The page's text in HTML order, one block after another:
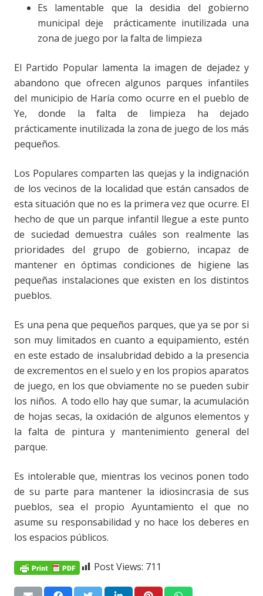
Es lamentable que la desidia del gobierno
municipal deje prácticamente inutilizada una
zona de juego por la falta de limpieza
El Partido Popular lamenta la imagen de dejadez y
abandono que ofrecen algunos parques infantiles
del municipio de Haría como ocurre en el pueblo de
Ye, donde la falta de limpieza ha dejado
prácticamente inutilizada la zona de juego de los más
pequeños.
Los Populares comparten las quejas y la indignación
de los vecinos de la localidad que están cansados de
esta situación que no es la primera vez que ocurre. El
hecho de que un parque infantil llegue a este punto
de suciedad demuestra cuáles son realmente las
prioridades del grupo de gobierno, incapaz de
mantener en óptimas condiciones de higiene las
pequeñas instalaciones que existen en los distintos
pueblos.
Es una pena que pequeños parques, que ya se por si
son muy limitados en cuanto a equipamiento, estén
en este estado de insalubridad debido a la presencia
de excrementos en el suelo y en los propios aparatos
de juego, en los que obviamente no se pueden subir
los niños. A todo ello hay que sumar, la acumulación
de hojas secas, la oxidación de algunos elementos y
la falta de pintura y mantenimiento general del
parque.
Es intolerable que, mientras los vecinos ponen todo
de su parte para mantener la idiosincrasia de sus
pueblos, sea el propio Ayuntamiento el que no
asume su responsabilidad y no hace los deberes en
los espacios públicos.
Post Views: 711